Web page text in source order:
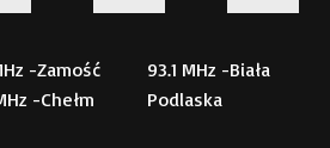
-Zamość
-Chełm
93.1 MHz -Biała
Podlaska